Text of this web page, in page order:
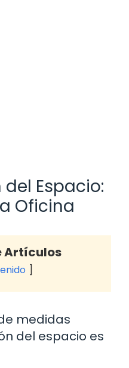
Espacio:
Oficina
Artículos
medidas
del espacio es